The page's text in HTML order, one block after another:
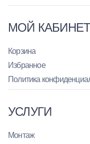
МОЙ КАБИНЕТ
Корзина
Избранное
Политика
УСЛУГИ
Монтаж